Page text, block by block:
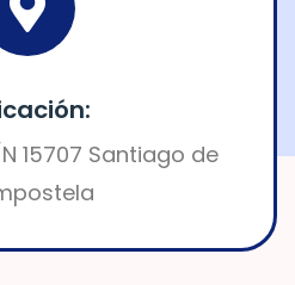
15707 Santiago de